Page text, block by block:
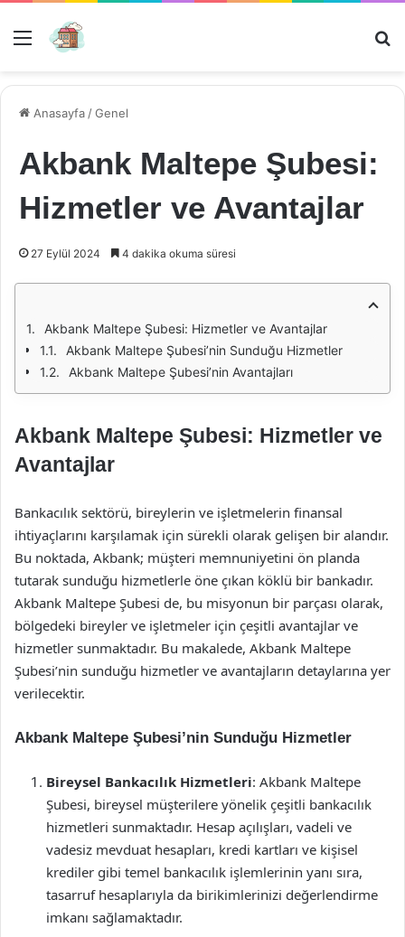
Menü
Anasayfa /Genel
Akbank Maltepe Şubesi:
Hizmetler ve Avantajlar
27 Eylül 2024 4 dakika okuma süresi
Akbank Maltepe Şubesi: Hizmetler ve Avantajlar
Akbank Maltepe Şubesi’nin Sunduğu Hizmetler
Akbank Maltepe Şubesi’nin Avantajları
Akbank Maltepe Şubesi: Hizmetler ve
Avantajlar
Bankacılık sektörü, bireylerin ve işletmelerin finansal
ihtiyaçlarını karşılamak için sürekli olarak gelişen bir alandır.
Bu noktada, Akbank; müşteri memnuniyetini ön planda
tutarak sunduğu hizmetlerle öne çıkan köklü bir bankadır.
Akbank Maltepe Şubesi de, bu misyonun bir parçası olarak,
bölgedeki bireyler ve işletmeler için çeşitli avantajlar ve
hizmetler sunmaktadır. Bu makalede, Akbank Maltepe
Şubesi’nin sunduğu hizmetler ve avantajların detaylarına yer
verilecektir.
Akbank Maltepe Şubesi’nin Sunduğu Hizmetler
Bireysel Bankacılık Hizmetleri: Akbank Maltepe
Şubesi, bireysel müşterilere yönelik çeşitli bankacılık
hizmetleri sunmaktadır. Hesap açılışları, vadeli ve
vadesiz mevduat hesapları, kredi kartları ve kişisel
krediler gibi temel bankacılık işlemlerinin yanı sıra,
tasarruf hesaplarıyla da birikimlerinizi değerlendirme
imkanı sağlamaktadır.